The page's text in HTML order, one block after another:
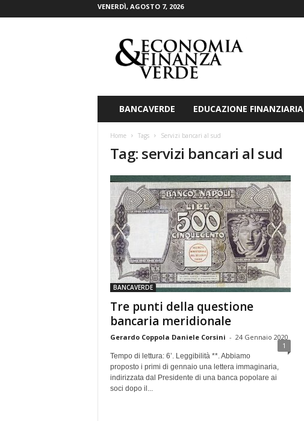
VENERDÌ, AGOSTO 7, 2026
BANCAVERDE EDUCAZIONE FINANZIARIA
Home Tags Servizi bancari al sud
Tag: servizi bancari al sud
BANCAVERDE
Tre punti della questione
bancaria meridionale
Gerardo Coppola Daniele Corsini - 24 Gennaio 2020
1
Tempo di lettura: 6’. Leggibilità **. Abbiamo
proposto i primi di gennaio una lettera immaginaria,
indirizzata dal Presidente di una banca popolare ai
soci dopo il...